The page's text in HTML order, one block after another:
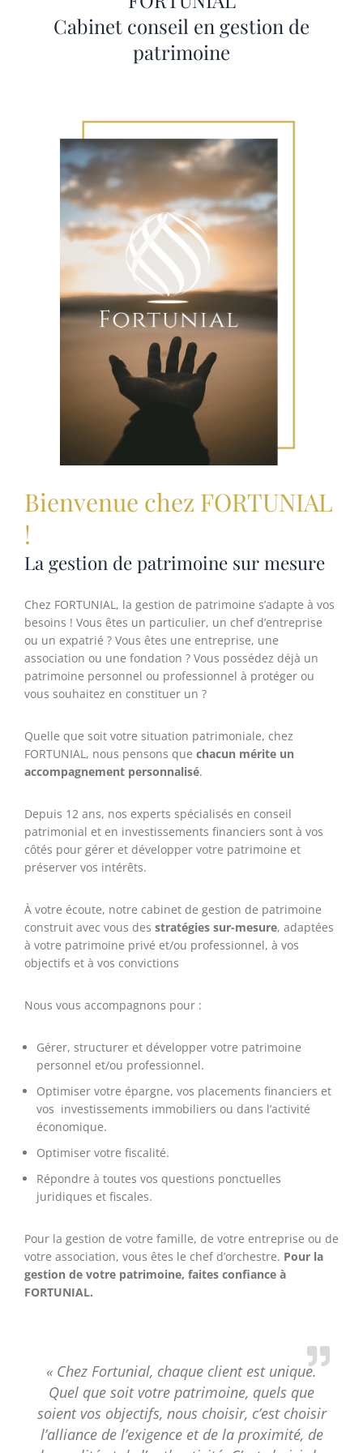
Cabinet conseil en gestion de
patrimoine
Bienvenue chez FORTUNIAL
!
La gestion de patrimoine sur mesure
Chez FORTUNIAL, la gestion de patrimoine s’adapte à vos
besoins ! Vous êtes un particulier, un chef d’entreprise
ou un expatrié ? Vous êtes une entreprise, une
association ou une fondation ? Vous possédez déjà un
patrimoine personnel ou professionnel à protéger ou
vous souhaitez en constituer un ?
Quelle que soit votre situation patrimoniale, chez
FORTUNIAL, nous pensons que chacun mérite un
accompagnement personnalisé.
Depuis 12 ans, nos experts spécialisés en conseil
patrimonial et en investissements financiers sont à vos
côtés pour gérer et développer votre patrimoine et
préserver vos intérêts.
À votre écoute, notre cabinet de gestion de patrimoine
construit avec vous des stratégies sur-mesure, adaptées
à votre patrimoine privé et/ou professionnel, à vos
objectifs et à vos convictions
Nous vous accompagnons pour :
Gérer, structurer et développer votre patrimoine
personnel et/ou professionnel.
Optimiser votre épargne, vos placements financiers et
vos investissements immobiliers ou dans l’activité
économique.
Optimiser votre fiscalité.
Répondre à toutes vos questions ponctuelles
juridiques et fiscales.
Pour la gestion de votre famille, de votre entreprise ou de
votre association, vous êtes le chef d’orchestre. Pour la
gestion de votre patrimoine, faites confiance à
FORTUNIAL.
« Chez Fortunial, chaque client est unique.
Quel que soit votre patrimoine, quels que
soient vos objectifs, nous choisir, c’est choisir
l’alliance de l’exigence et de la proximité, de